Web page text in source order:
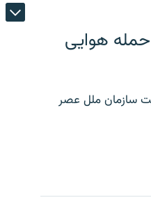
حمله هوایی
سازمان ملل عصر